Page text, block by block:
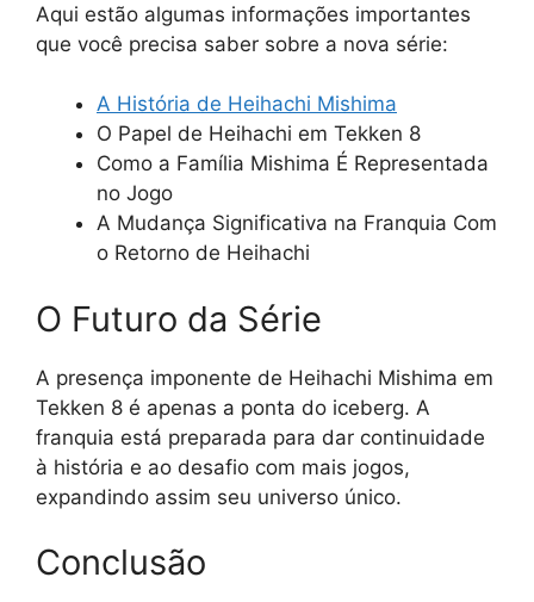
Aqui estão algumas informações importantes
que você precisa saber sobre a nova série:
A História de Heihachi Mishima
O Papel de Heihachi em Tekken 8
Como a Família Mishima É Representada
no Jogo
A Mudança Significativa na Franquia Com
o Retorno de Heihachi
O Futuro da Série
A presença imponente de Heihachi Mishima em
Tekken 8 é apenas a ponta do iceberg. A
franquia está preparada para dar continuidade
à história e ao desafio com mais jogos,
expandindo assim seu universo único.
Conclusão